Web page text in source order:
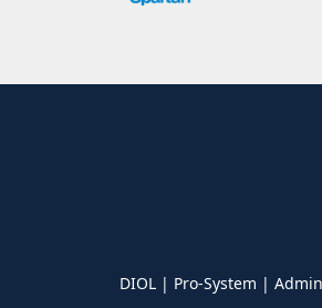
DIOL | Pro-System |